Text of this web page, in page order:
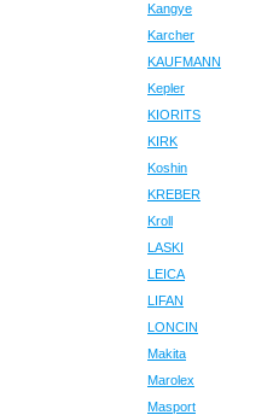
Kangye
Karcher
KAUFMANN
Kepler
KIORITS
KIRK
Koshin
KREBER
Kroll
LASKI
LEICA
LIFAN
LONCIN
Makita
Marolex
Masport